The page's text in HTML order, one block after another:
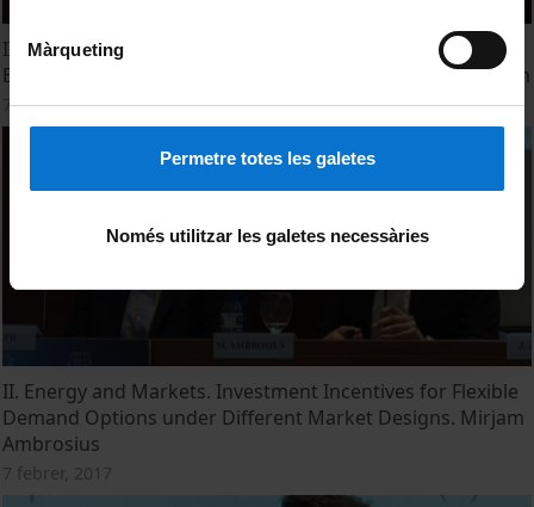
Màrqueting
Permetre totes les galetes
Només utilitzar les galetes necessàries
II. Energy and Markets. Policy Stringency Under the
European Union Emission Trading System. Stephan Joseph
7 febrer, 2017
II. Energy and Markets. Investment Incentives for Flexible
Demand Options under Different Market Designs. Mirjam
Ambrosius
7 febrer, 2017